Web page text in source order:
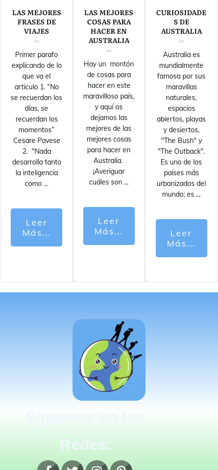
LAS MEJORES
FRASES DE
VIAJES
Primer parafo
explicando de lo
que va el
articulo 1. “No
se recuerdan los
días, se
recuerdan los
momentos”
Cesare Pavese
2. "Nada
desarrolla tanto
la inteligencia
como ...
Leer
Más...
LAS MEJORES
COSAS PARA
HACER EN
AUSTRALIA
Hay un montón
de cosas para
hacer en este
maravilloso país,
y aquí os
dejamos las
mejores de las
mejores cosas
para hacer en
Australia.
¡Averiguar
cuáles son ...
Leer
Más...
CURIOSIDADE
S DE
AUSTRALIA
Australia es
mundialmente
famosa por sus
maravillas
naturales,
espacios
abiertos, playas
y desiertos,
"The Bush" y
"The Outback".
Es uno de los
países más
urbanizados del
mundo; es ...
Leer
Más...
Redes: